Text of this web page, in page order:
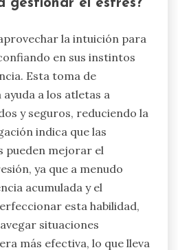
estos métodos puede
mejorando el
atletas aprovechar
gestionar el estrés?
la intuición para
en sus instintos
Esta toma de
a los atletas a
y seguros, reduciendo la